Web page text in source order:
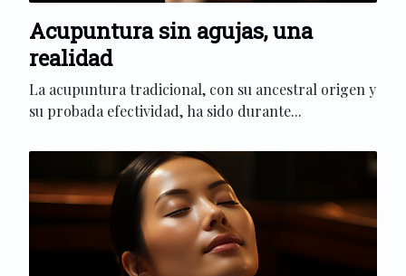
Acupuntura sin agujas, una
realidad
La acupuntura tradicional, con su ancestral origen y
su probada efectividad, ha sido durante...